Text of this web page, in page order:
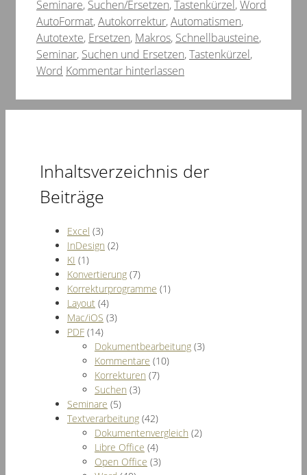
Seminare, Suchen/Ersetzen,Tastenkürzel ,Word
AutoFormat,Autokorrektur,Automatismen,
Autotexte, Ersetzen, Makros, Schnellbausteine,
Seminar, Suchen und Ersetzen,Tastenkürzel,
Word Kommentar hinterlassen
Inhaltsverzeichnis der
Beiträge
Excel (3)
InDesign (2)
KI (1)
Konvertierung (7)
Korrekturprogramme (1)
Layout (4)
Mac/iOS (3)
PDF (14)
Dokumentbearbeitung (3)
Kommentare (10)
Korrekturen (7)
Suchen (3)
Seminare (5)
Textverarbeitung (42)
Dokumentenvergleich (2)
Libre Office (4)
Open Office (3)